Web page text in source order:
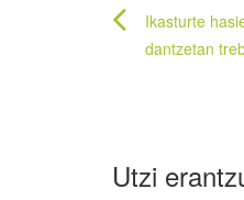
zehar
Ikasturte
dantzetan
Utzi